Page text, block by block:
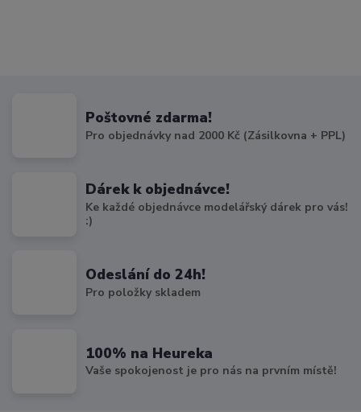
Poštovné zdarma!
Pro objednávky nad 2000 Kč (Zásilkovna + PPL)
Dárek k objednávce!
Ke každé objednávce modelářský dárek pro vás!
:)
Odeslání do 24h!
Pro položky skladem
100% na Heureka
Vaše spokojenost je pro nás na prvním místě!